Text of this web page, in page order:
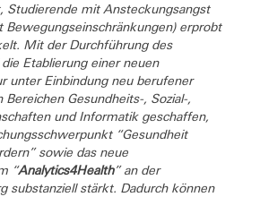
Studierende mit Ansteckungsangst
Bewegungseinschränkungen) erprobt
Mit der Durchführung des
Etablierung einer neuen
unter Einbindung neu berufener
Bereichen Gesundheits-, Sozial-,
und Informatik geschaffen,
“Gesundheit
sowie das neue
“Analytics4Health” an der
substanziell stärkt. Dadurch können